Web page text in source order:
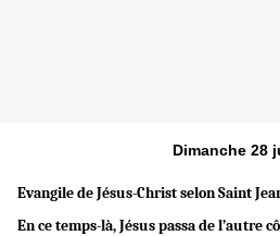
Dimanche 28
Evangile de Jésus-Christ selon Saint
En ce temps-là, Jésus passa de l’autre